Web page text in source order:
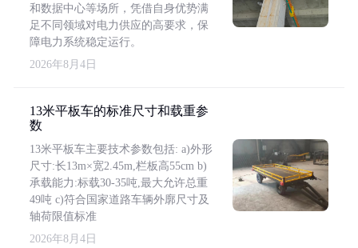
和数据中心等场所，凭借自身优势满
足不同领域对电力供应的高要求，保
障电力系统稳定运行。
2026年8月4日
13米平板车的标准尺寸和载重参
数
13米平板车主要技术参数包括: a)外形
尺寸:长13m×宽2.45m,栏板高55cm b)
承载能力:标载30-35吨,最大允许总重
49吨 c)符合国家道路车辆外廓尺寸及
轴荷限值标准
2026年8月4日